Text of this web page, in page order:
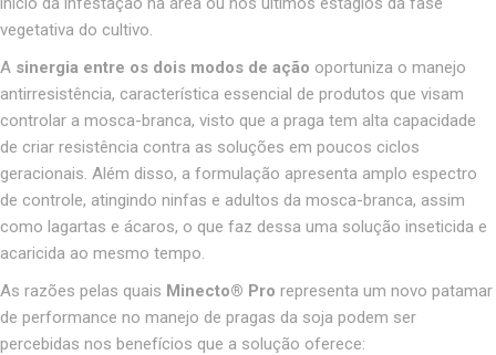
vegetativa do cultivo.
A sinergia entre os dois modos de ação oportuniza o manejo
antirresistência, característica essencial de produtos que visam
controlar a mosca-branca, visto que a praga tem alta capacidade
de criar resistência contra as soluções em poucos ciclos
geracionais. Além disso, a formulação apresenta amplo espectro
de controle, atingindo ninfas e adultos da mosca-branca, assim
como lagartas e ácaros, o que faz dessa uma solução inseticida e
acaricida ao mesmo tempo.
As razões pelas quais Minecto® Pro representa um novo patamar
de performance no manejo de pragas da soja podem ser
percebidas nos benefícios que a solução oferece: